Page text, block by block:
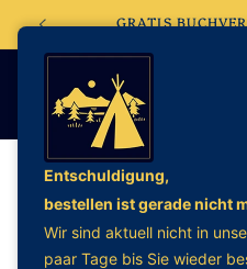
zum
Inhalt
GRATIS
Entschuldigung,
bestellen ist gerade nicht
Wir sind aktuell nicht in
paar Tage bis Sie wieder